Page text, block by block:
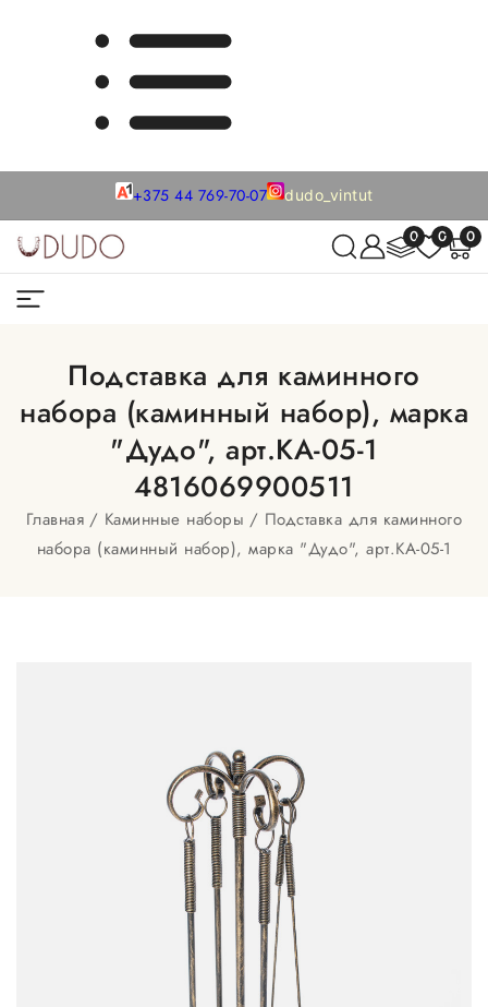
+375 44 769-70-07 dudo_vintut
0 0 0
Подставка для каминного
набора (каминный набор), марка
"Дудо", арт.КА-05-1
4816069900511
Главная Каминные наборы
Подставка для каминного
набора (каминный набор), марка "Дудо", арт.КА-05-1